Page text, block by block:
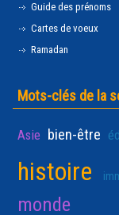
Guide des prénoms
Cartes de voeux
Ramadan
Mots-clés de la
Asie bien-être
histoire
monde